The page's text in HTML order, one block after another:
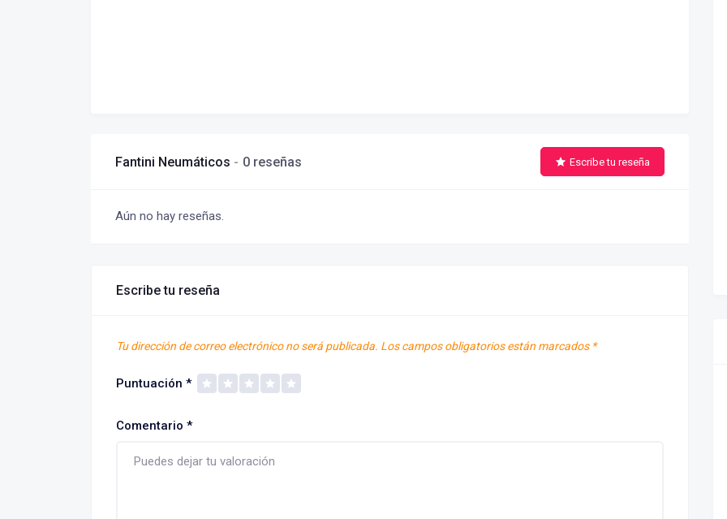
Fantini Neumáticos 0 reseñas Escribe tu reseña
Aún no hay reseñas.
Escribe tu reseña
Tu dirección de correo electrónico no será publicada. Los campos obligatorios están marcados *
Puntuación *
Comentario *